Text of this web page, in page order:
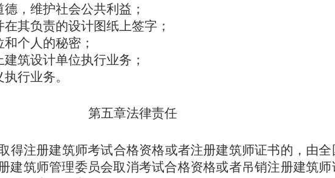
，维护社会公共利益；
其负责的设计图纸上签字；
个人的秘密；
筑设计单位执行业务；
行业务。
第五章法律责任
得注册建筑师考试合格资格或者注册建筑师证书的，由
建筑师管理委员会取消考试合格资格或者吊销注册建筑